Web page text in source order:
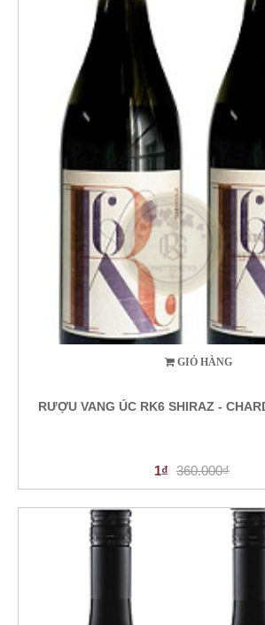
GIỎ HÀNG
RƯỢU VANG ÚC RK6 SHIRAZ -
1₫ 360.000₫